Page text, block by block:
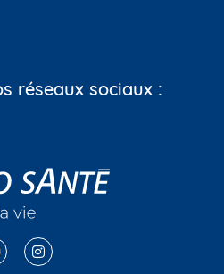
réseaux sociaux :